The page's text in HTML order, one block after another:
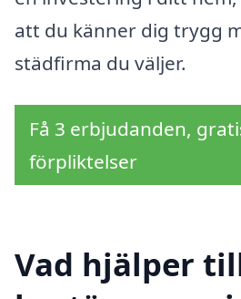
att du känner dig trygg
städfirma du väljer.
Få 3 erbjudanden,
förpliktelser
Vad hjälper